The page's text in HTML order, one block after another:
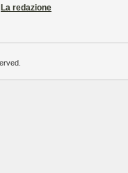
La redazione